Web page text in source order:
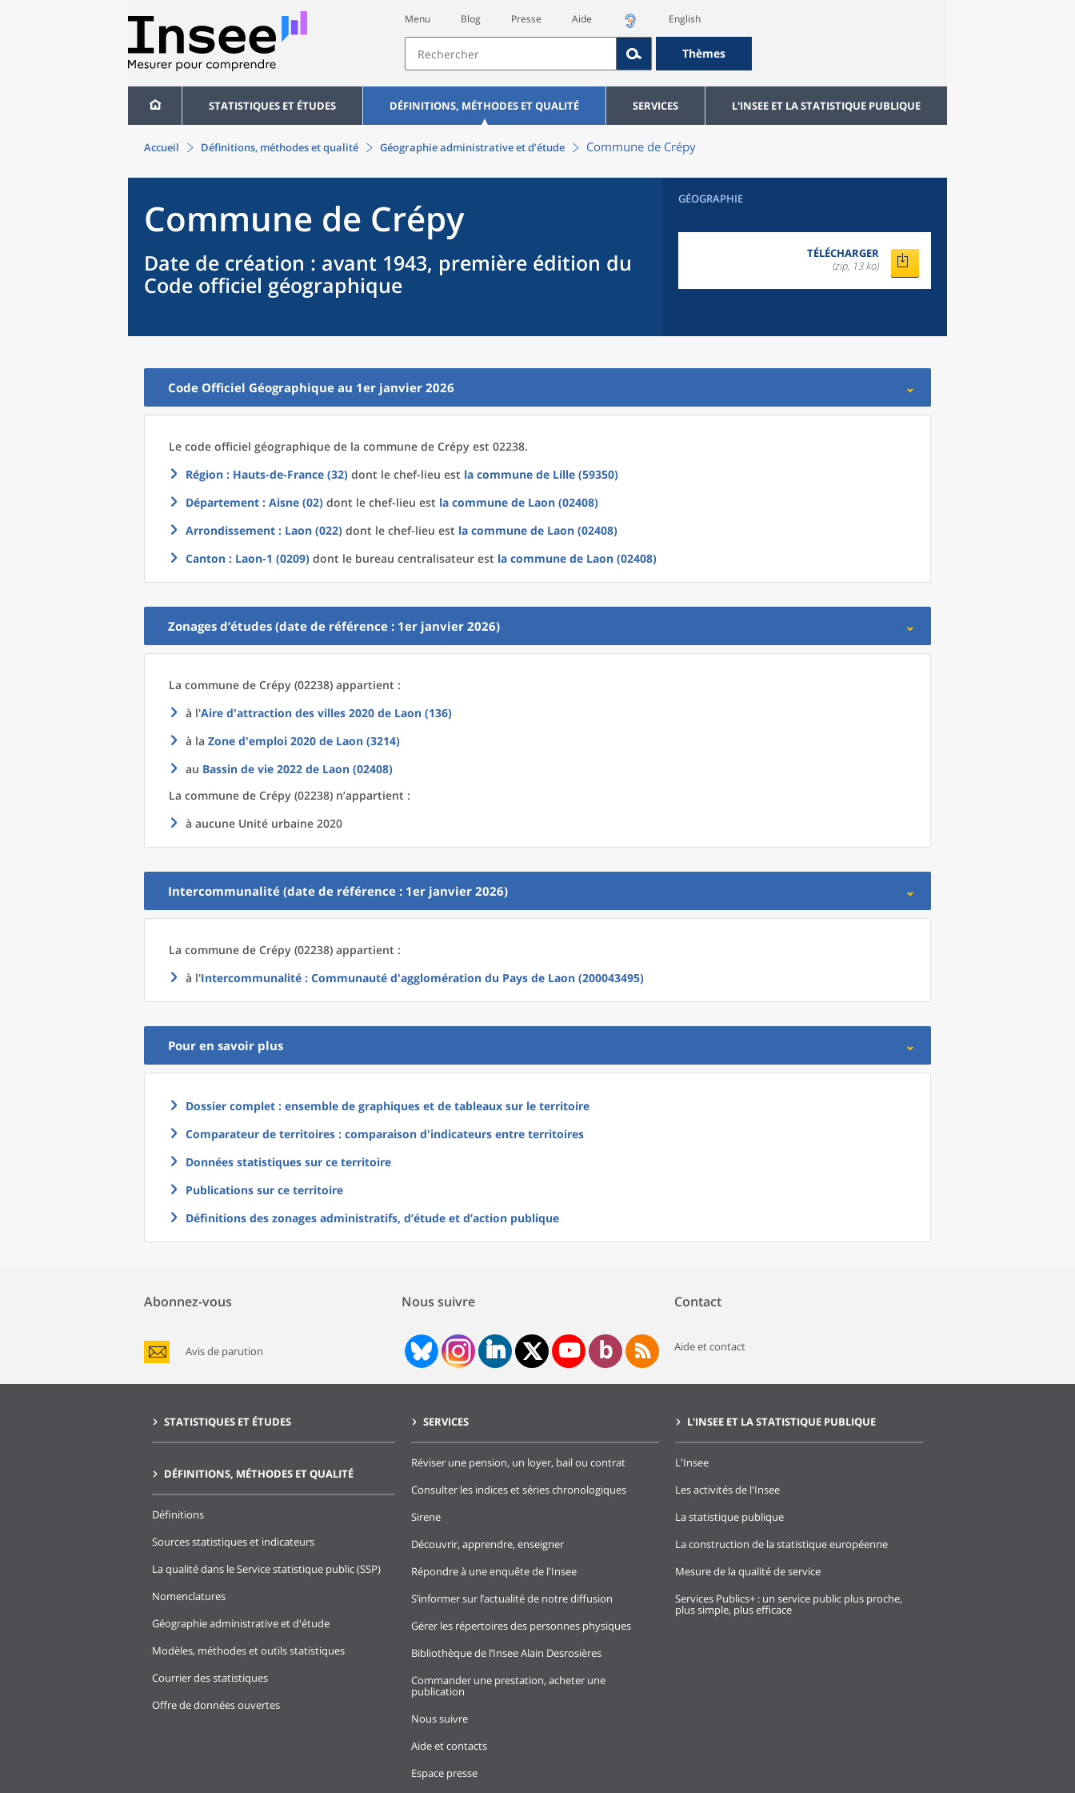
Menu Blog Presse Aide English
Thèmes
STATISTIQUES ET ÉTUDES DÉFINITIONS, MÉTHODES ET QUALITÉ SERVICES L'INSEE ET LA STATISTIQUE PUBLIQUE
Accueil Définitions, méthodes et qualité Géographie administrative et d’étude Commune de Crépy
Commune de Crépy
Date de création : avant 1943, première édition du
Code officiel géographique
GÉOGRAPHIE
TÉLÉCHARGER
(zip, 13 ko)
Code Officiel Géographique au 1er janvier 2026
Le code officiel géographique de la commune de Crépy est 02238.
Région : Hauts-de-France (32) dont le chef-lieu est la commune de Lille (59350)
Département : Aisne (02) dont le chef-lieu est la commune de Laon (02408)
Arrondissement : Laon (022) dont le chef-lieu est la commune de Laon (02408)
Canton : Laon-1 (0209) dont le bureau centralisateur est la commune de Laon (02408)
Zonages d’études (date de référence : 1er janvier 2026)
La commune de Crépy (02238) appartient :
à l'Aire d'attraction des villes 2020 de Laon (136)
à la Zone d'emploi 2020 de Laon (3214)
au Bassin de vie 2022 de Laon (02408)
La commune de Crépy (02238) n’appartient :
à aucune Unité urbaine 2020
Intercommunalité (date de référence : 1er janvier 2026)
La commune de Crépy (02238) appartient :
à l'Intercommunalité : Communauté d'agglomération du Pays de Laon (200043495)
Pour en savoir plus
Dossier complet : ensemble de graphiques et de tableaux sur le territoire
Comparateur de territoires : comparaison d'indicateurs entre territoires
Données statistiques sur ce territoire
Publications sur ce territoire
Définitions des zonages administratifs, d’étude et d’action publique
Abonnez-vous
Avis de parution
Nous suivre Contact
Aide et contact
STATISTIQUES ET ÉTUDES
DÉFINITIONS, MÉTHODES ET QUALITÉ
Définitions
Sources statistiques et indicateurs
La qualité dans le Service statistique public (SSP)
Nomenclatures
Géographie administrative et d'étude
Modèles, méthodes et outils statistiques
Courrier des statistiques
Offre de données ouvertes
SERVICES
Réviser une pension, un loyer, bail ou contrat
Consulter les indices et séries chronologiques
Sirene
Découvrir, apprendre, enseigner
Répondre à une enquête de l'Insee
S’informer sur l’actualité de notre diffusion
Gérer les répertoires des personnes physiques
Bibliothèque de l’Insee Alain Desrosières
Commander une prestation, acheter une
publication
Nous suivre
Aide et contacts
Espace presse
L'INSEE ET LA STATISTIQUE PUBLIQUE
L'Insee
Les activités de l'Insee
La statistique publique
La construction de la statistique européenne
Mesure de la qualité de service
Services Publics+ : un service public plus proche,
plus simple, plus efficace